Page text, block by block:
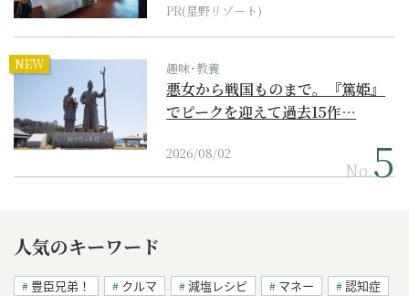
PR(星野リゾート)
NEW 趣味･教養
悪女から戦国ものまで。『篤姫』
でピークを迎えて過去15作…
2026/08/02
No.
人気のキーワード
豊臣兄弟！ クルマ 減塩レシピ マネー
認知症